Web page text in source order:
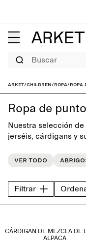
Buscar
ARKET/Children/Ropa/Ropa
Ropa de
Nuestra selección
jerséis, cárdigans y
Ver todo
Filtrar
CÁRDIGAN DE MEZCLA DE
ALPACA